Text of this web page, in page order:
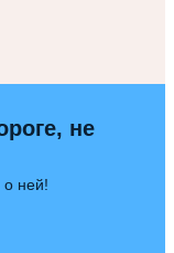
не
ней!